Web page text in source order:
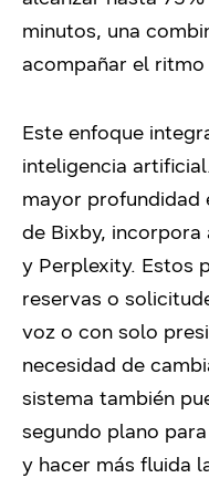
minutos, una
acompañar el ritmo
Este enfoque
inteligencia
mayor profundidad
de Bixby, incorpora
y Perplexity. Estos
reservas o
voz o con solo
necesidad de
sistema también
segundo plano
y hacer más fluida